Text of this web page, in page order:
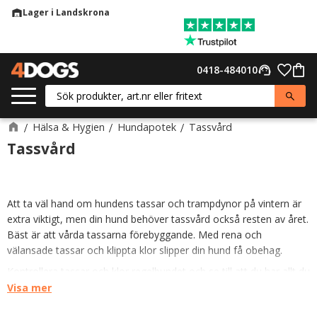
warehouseLager i Landskrona
support_agent
0418-484010
Hälsa & Hygien Hundapotek Tassvård
Tassvård
Att ta väl hand om hundens tassar och trampdynor på vintern är
extra viktigt, men din hund behöver tassvård också resten av året.
Bäst är att vårda tassarna förebyggande. Med rena och
välansade tassar och klippta klor slipper din hund få obehag.
Kontrollera tassar och klor regelbundet och se till att du har allt du
behöver för både tass- och
Visa mer